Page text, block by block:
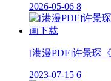
2026-05-06 8
[港漫PDF]许景琛
2023-07-15 6